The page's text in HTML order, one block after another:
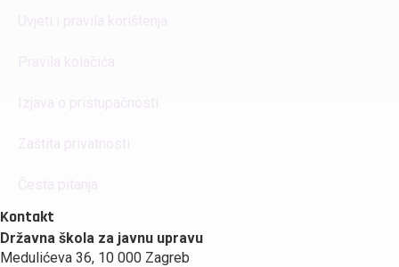
Kontakt
Državna škola za javnu upravu
Medulićeva 36, 10 000 Zagreb